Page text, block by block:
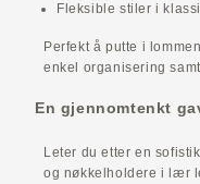
Fleksible stiler i
Perfekt å putte i
enkel organisering
En gjennomtenkt
Leter du etter en
og nøkkelholdere i lær